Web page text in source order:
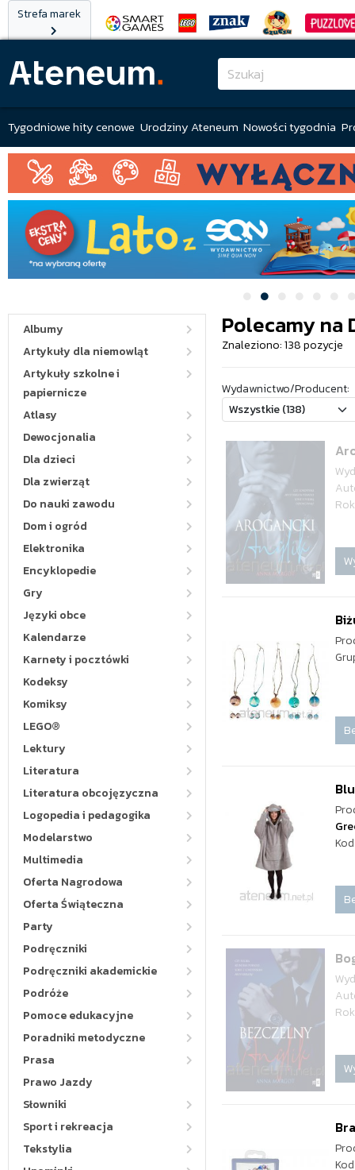
Strefa marek
Tygodniowe hity cenowe Urodziny Ateneum Nowości tygodnia
Albumy
Artykuły dla niemowląt
Artykuły szkolne i
papiernicze
Atlasy
Dewocjonalia
Dla dzieci
Dla zwierząt
Do nauki zawodu
Dom i ogród
Elektronika
Encyklopedie
Gry
Języki obce
Kalendarze
Karnety i pocztówki
Kodeksy
Komiksy
LEGO®
Lektury
Literatura
Literatura obcojęzyczna
Logopedia i pedagogika
Modelarstwo
Multimedia
Oferta Nagrodowa
Oferta Świąteczna
Party
Podręczniki
Podręczniki akademickie
Podróże
Pomoce edukacyjne
Poradniki metodyczne
Prasa
Prawo Jazdy
Słowniki
Sport i rekreacja
Tekstylia
Polecamy na
Znaleziono: 138 pozycje
Wydawnictwo/Producent: